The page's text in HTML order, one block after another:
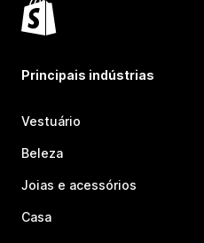
Principais indústrias
Vestuário
Beleza
Joias e acessórios
Casa